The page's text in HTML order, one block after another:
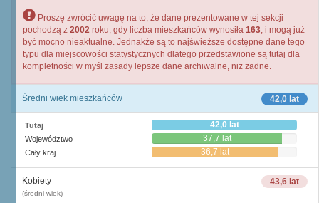
Proszę zwrócić uwagę na to, że dane prezentowane w tej sekcji
pochodzą z 2002 roku, gdy liczba mieszkańców wynosiła 163, i mogą już
być mocno nieaktualne. Jednakże są to najświeższe dostępne dane tego
typu dla miejscowości statystycznych dlatego przedstawione są tutaj dla
kompletności w myśl zasady lepsze dane archiwalne, niż żadne.
42,0 lat
Średni wiek mieszkańców
Tutaj 42,0 lat
Województwo 37,7 lat
Cały kraj 36,7 lat
43,6 lat
Kobiety
(średni wiek)